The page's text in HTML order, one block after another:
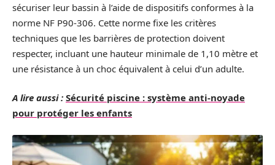
sécuriser leur bassin à l’aide de dispositifs conformes à la
norme NF P90-306. Cette norme fixe les critères
techniques que les barrières de protection doivent
respecter, incluant une hauteur minimale de 1,10 mètre et
une résistance à un choc équivalent à celui d’un adulte.
A lire aussi : Sécurité piscine : système anti-noyade
pour protéger les enfants